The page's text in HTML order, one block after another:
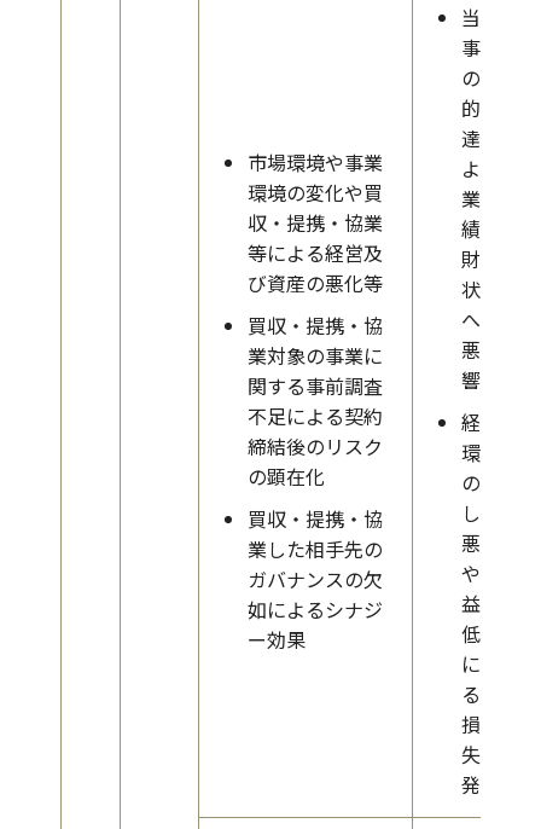
市場環境や事業
環境の変化や買
収・提携・協業
等による経営及
び資産の悪化等
買収・提携・協
業対象の事業に
関する事前調査
不足による契約
締結後のリスク
の顕在化
買収・提携・協
業した相手先の
ガバナンスの欠
如によるシナジ
ー効果
当該
事業
の目
的未
達に
よる
業
績、
財務
状態
への
悪影
響
経営
環境
の著
しい
悪化
や収
益性
低下
によ
る減
損損
失の
発生